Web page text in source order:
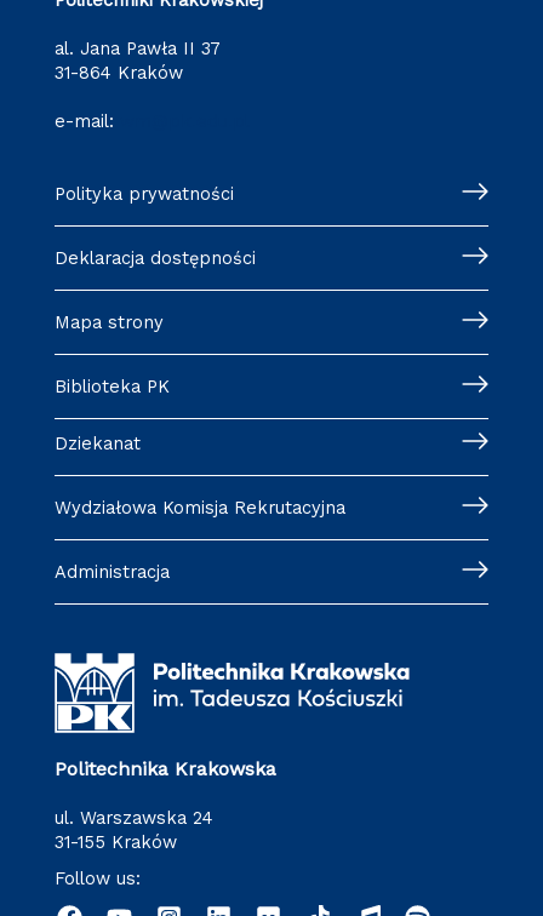
al. Jana Pawła II 37
31-864 Kraków
e-mail:
Polityka prywatności
Deklaracja dostępności
Mapa strony
Biblioteka PK
Dziekanat
Wydziałowa Komisja Rekrutacyjna
Administracja
Politechnika Krakowska
ul. Warszawska 24
31-155 Kraków
Follow us: